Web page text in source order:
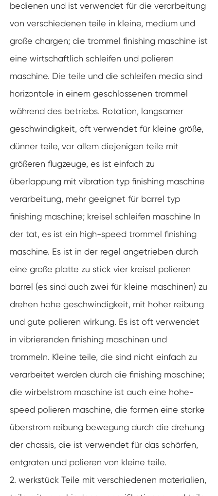
bedienen und ist verwendet für die verarbeitung
von verschiedenen teile in kleine, medium und
große chargen; die trommel finishing maschine ist
eine wirtschaftlich schleifen und polieren
maschine. Die teile und die schleifen media sind
horizontale in einem geschlossenen trommel
während des betriebs. Rotation, langsamer
geschwindigkeit, oft verwendet für kleine größe,
dünner teile, vor allem diejenigen teile mit
größeren flugzeuge, es ist einfach zu
überlappung mit vibration typ finishing maschine
verarbeitung, mehr geeignet für barrel typ
finishing maschine; kreisel schleifen maschine In
der tat, es ist ein high-speed trommel finishing
maschine. Es ist in der regel angetrieben durch
eine große platte zu stick vier kreisel polieren
barrel (es sind auch zwei für kleine maschinen) zu
drehen hohe geschwindigkeit, mit hoher reibung
und gute polieren wirkung. Es ist oft verwendet
in vibrierenden finishing maschinen und
trommeln. Kleine teile, die sind nicht einfach zu
verarbeitet werden durch die finishing maschine;
die wirbelstrom maschine ist auch eine hohe-
speed polieren maschine, die formen eine starke
überstrom reibung bewegung durch die drehung
der chassis, die ist verwendet für das schärfen,
entgraten und polieren von kleine teile.
2. werkstück Teile mit verschiedenen materialien,